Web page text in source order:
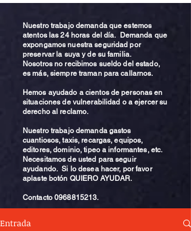
Nuestro trabajo demanda que estemos
atentos las 24 horas del día. Demanda que
expongamos nuestra seguridad por
preservar la suya y de su familia.
Nosotros no recibimos sueldo del estado,
es más, siempre traman para callarnos.
Hemos ayudado a cientos de personas en
situaciones de vulnerabilidad o a ejercer su
derecho al reclamo.
Nuestro trabajo demanda gastos
cuantiosos, taxis, recargas, equipos,
editores, dominio, tipeo a informantes, etc.
Necesitamos de usted para seguir
ayudando. Si lo desea hacer, por favor
aplaste botón QUIERO AYUDAR.
Contacto0968815213.
Entrada